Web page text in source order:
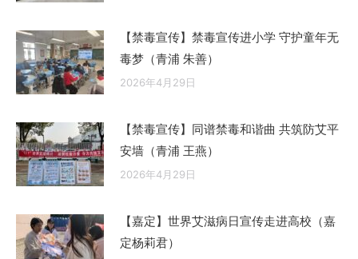
【禁毒宣传】禁毒宣传进小学 守护童年无
毒梦（青浦 朱善）
2026年4月29日
【禁毒宣传】同谱禁毒和谐曲 共筑防艾平
安墙（青浦 王燕）
2026年4月29日
【嘉定】世界艾滋病日宣传走进高校（嘉
定杨莉君）